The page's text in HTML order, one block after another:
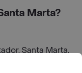
Marta?
Santa Marta,